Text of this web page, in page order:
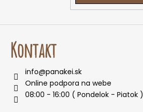
Kontakt
info@panakei.sk
Online podpora na webe
08:00 - 16:00 ( Pondelok - Piatok )